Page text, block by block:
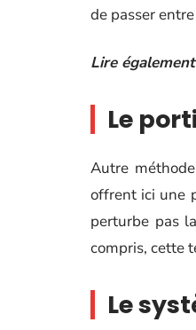
de passer
Lire
Le
Autre
offrent ici une
perturbe pas
compris, cette
Le